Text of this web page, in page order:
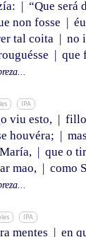
| “Que será
non fosse |
tal coita | no
| que
IPA
viu esto, |
houvéra; |
| que o
mao, | como
IPA
mentes | en